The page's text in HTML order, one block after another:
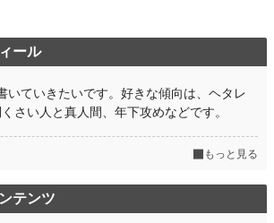
ール
いていきたいです。好きな傾向は、ヘタレ
さい人と真人間、年下攻めなどです。
もっと見る
テンツ